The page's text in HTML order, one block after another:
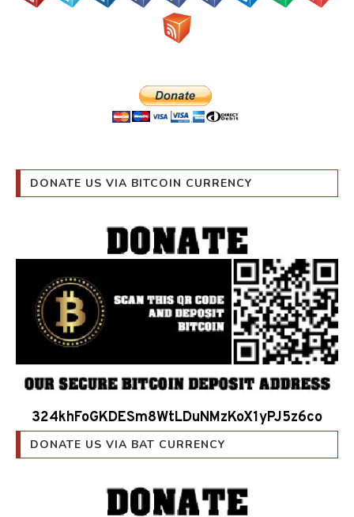
DONATE US VIA BITCOIN CURRENCY
324khFoGKDESm8WtLDuNMzKoX1yPJ5z6co
DONATE US VIA BAT CURRENCY